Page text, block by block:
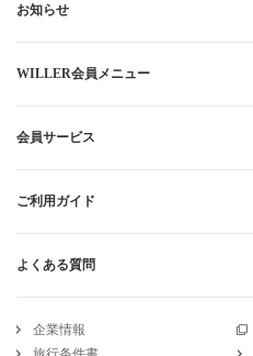
お知らせ
WILLER会員メニュー
会員サービス
ご利用ガイド
よくある質問
企業情報